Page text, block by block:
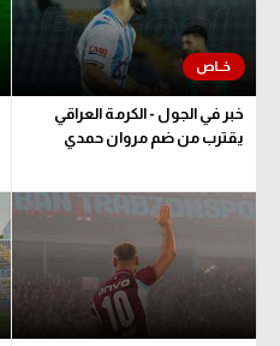
خبر في الجول - الكرمة العراقي
يقترب من ضم مروان حمدي